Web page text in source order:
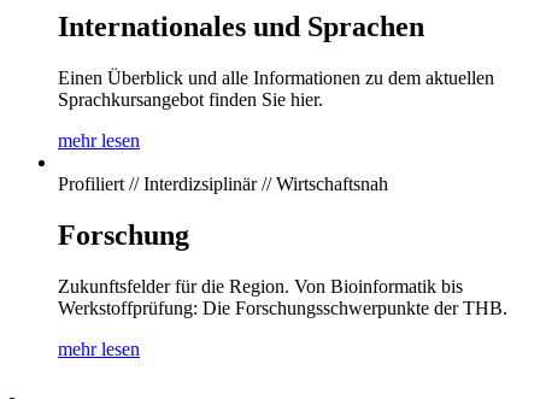
Internationales und Sprachen
Einen Überblick und alle Informationen zu dem aktuellen
Sprachkursangebot finden Sie hier.
mehr lesen
Profiliert // Interdizsiplinär // Wirtschaftsnah
Forschung
Zukunftsfelder für die Region. Von Bioinformatik bis
Werkstoffprüfung: Die Forschungsschwerpunkte der THB.
mehr lesen